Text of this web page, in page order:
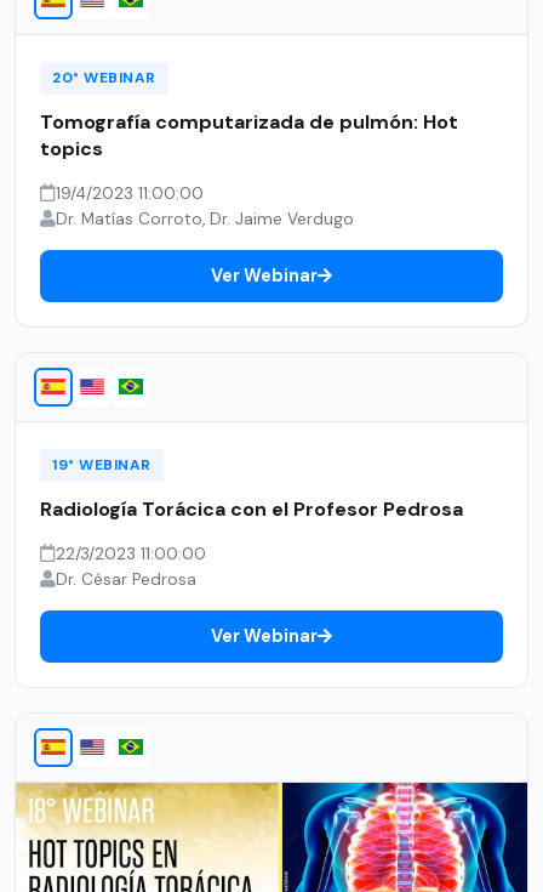
20° WEBINAR
Tomografía computarizada de pulmón: Hot
topics
19/4/2023 11:00:00
Dr. Matías Corroto, Dr. Jaime Verdugo
Ver Webinar
19° WEBINAR
Radiología Torácica con el Profesor Pedrosa
22/3/2023 11:00:00
Dr. César Pedrosa
Ver Webinar